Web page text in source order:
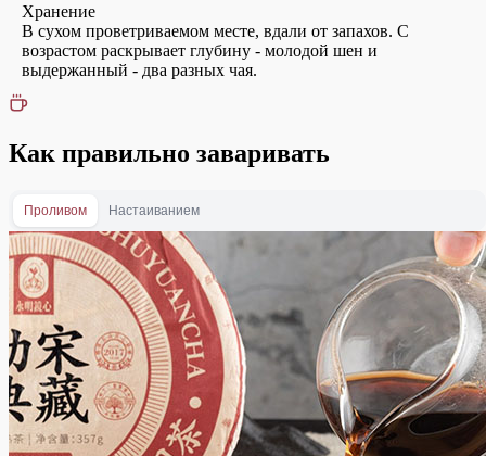
Хранение
В сухом проветриваемом месте, вдали от запахов. С
возрастом раскрывает глубину - молодой шен и
выдержанный - два разных чая.
Как правильно заваривать
Проливом Настаиванием